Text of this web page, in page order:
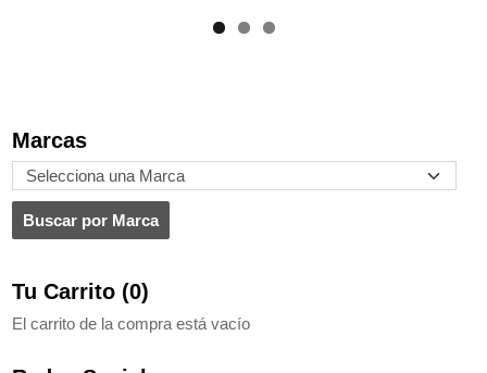
Marcas
Tu Carrito (0)
El carrito de la compra está vacío